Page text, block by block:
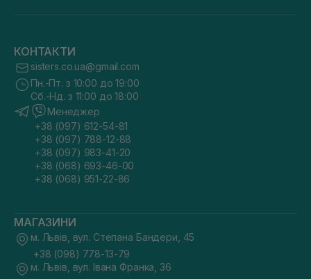
КОНТАКТИ
sisters.co.ua@gmail.com
Пн.-Пт. з 10:00 до 19:00
Сб.-Нд. з 11:00 до 18:00
Менеджер
+38 (097) 612-54-81
+38 (097) 788-12-88
+38 (097) 983-41-20
+38 (068) 693-46-00
+38 (068) 951-22-86
МАГАЗИНИ
м. Львів, вул. Степана Бандери, 45
+38 (098) 778-13-79
м. Львів, вул. Івана Франка, 36